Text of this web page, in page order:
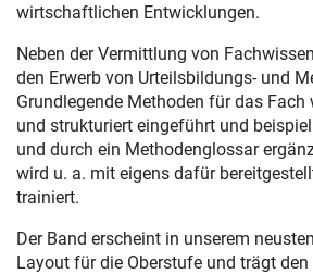
wirtschaftlichen Entwicklungen.
Neben der Vermittlung von
den Erwerb von Urteilsbildungs- und
Grundlegende Methoden für das Fach
und strukturiert eingeführt und
und durch ein Methodenglossar
wird u. a. mit eigens dafür
trainiert.
Der Band erscheint in unserem
Layout für die Oberstufe und trägt